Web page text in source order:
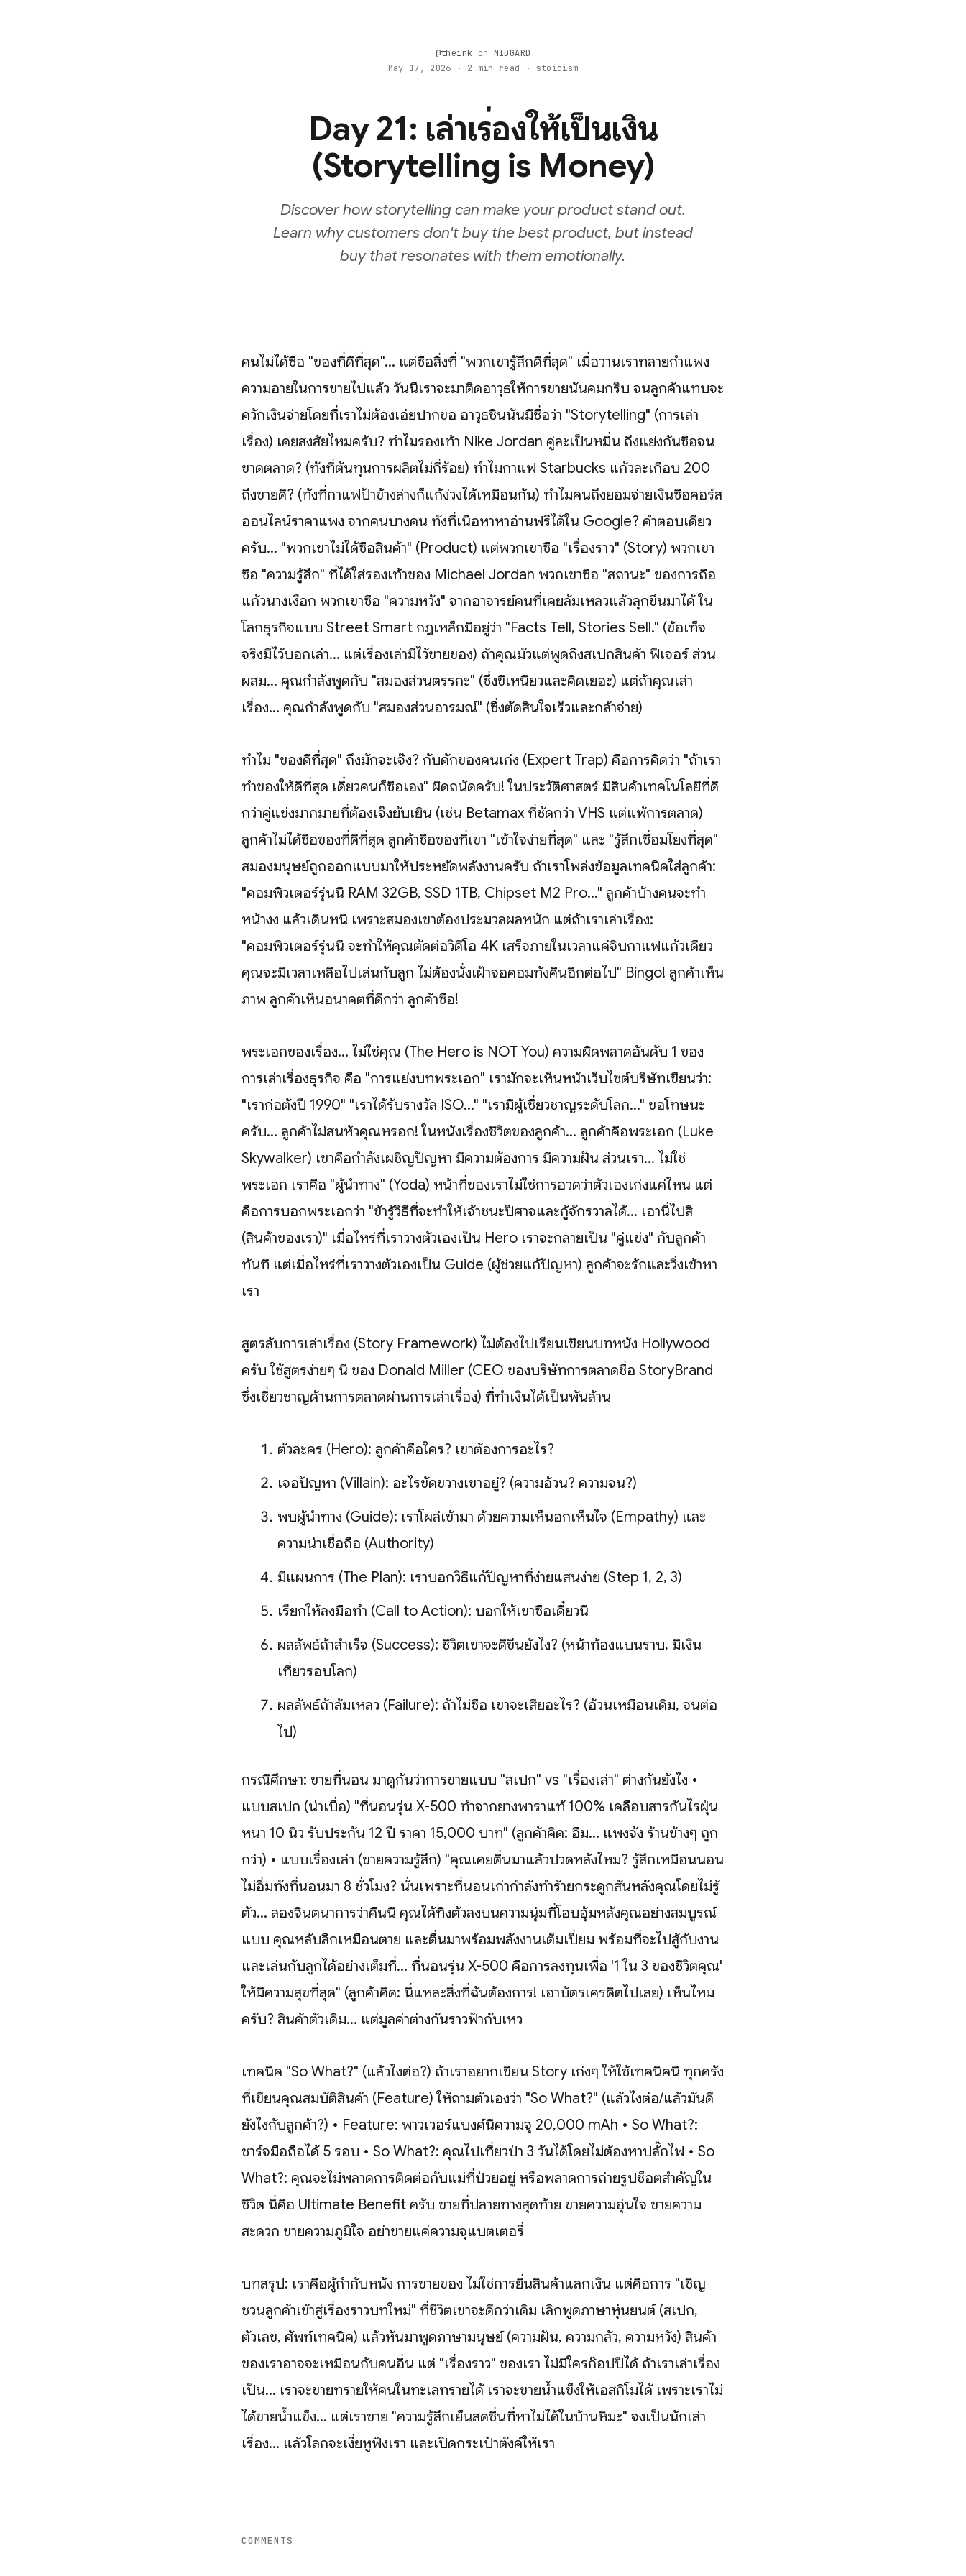
@theink on MIDGARD
May 17, 2026 · 2 min read · stoicism
Day 21: เล่าเรื่องให้เป็นเงิน
(Storytelling is Money)
Discover how storytelling can make your product stand out.
Learn why customers don't buy the best product, but instead
buy that resonates with them emotionally.
คนไม่ได้ซื้อ "ของที่ดีที่สุด"... แต่ซื้อสิ่งที่ "พวกเขารู้สึกดีที่สุด" เมื่อวานเราทลายกำแพง
ความอายในการขายไปแล้ว วันนี้เราจะมาติดอาวุธให้การขายนั้นคมกริบ จนลูกค้าแทบจะ
ควักเงินจ่ายโดยที่เราไม่ต้องเอ่ยปากขอ อาวุธชิ้นนั้นมีชื่อว่า "Storytelling" (การเล่า
เรื่อง) เคยสงสัยไหมครับ? ทำไมรองเท้า Nike Jordan คู่ละเป็นหมื่น ถึงแย่งกันซื้อจน
ขาดตลาด? (ทั้งที่ต้นทุนการผลิตไม่กี่ร้อย) ทำไมกาแฟ Starbucks แก้วละเกือบ 200
ถึงขายดี? (ทั้งที่กาแฟป้าข้างล่างก็แก้ง่วงได้เหมือนกัน) ทำไมคนถึงยอมจ่ายเงินซื้อคอร์ส
ออนไลน์ราคาแพง จากคนบางคน ทั้งที่เนื้อหาหาอ่านฟรีได้ใน Google? คำตอบเดียว
ครับ... "พวกเขาไม่ได้ซื้อสินค้า" (Product) แต่พวกเขาซื้อ "เรื่องราว" (Story) พวกเขา
ซื้อ "ความรู้สึก" ที่ได้ใส่รองเท้าของ Michael Jordan พวกเขาซื้อ "สถานะ" ของการถือ
แก้วนางเงือก พวกเขาซื้อ "ความหวัง" จากอาจารย์คนที่เคยล้มเหลวแล้วลุกขึ้นมาได้ ใน
โลกธุรกิจแบบ Street Smart กฎเหล็กมีอยู่ว่า "Facts Tell, Stories Sell." (ข้อเท็จ
จริงมีไว้บอกเล่า... แต่เรื่องเล่ามีไว้ขายของ) ถ้าคุณมัวแต่พูดถึงสเปกสินค้า ฟีเจอร์ ส่วน
ผสม... คุณกำลังพูดกับ "สมองส่วนตรรกะ" (ซึ่งขี้เหนียวและคิดเยอะ) แต่ถ้าคุณเล่า
เรื่อง... คุณกำลังพูดกับ "สมองส่วนอารมณ์" (ซึ่งตัดสินใจเร็วและกล้าจ่าย)
ทำไม "ของดีที่สุด" ถึงมักจะเจ๊ง? กับดักของคนเก่ง (Expert Trap) คือการคิดว่า "ถ้าเรา
ทำของให้ดีที่สุด เดี๋ยวคนก็ซื้อเอง" ผิดถนัดครับ! ในประวัติศาสตร์ มีสินค้าเทคโนโลยีที่ดี
กว่าคู่แข่งมากมายที่ต้องเจ๊งยับเยิน (เช่น Betamax ที่ชัดกว่า VHS แต่แพ้การตลาด)
ลูกค้าไม่ได้ซื้อของที่ดีที่สุด ลูกค้าซื้อของที่เขา "เข้าใจง่ายที่สุด" และ "รู้สึกเชื่อมโยงที่สุด"
สมองมนุษย์ถูกออกแบบมาให้ประหยัดพลังงานครับ ถ้าเราโพล่งข้อมูลเทคนิคใส่ลูกค้า:
"คอมพิวเตอร์รุ่นนี้ RAM 32GB, SSD 1TB, Chipset M2 Pro..." ลูกค้าบ้างคนจะทำ
หน้างง แล้วเดินหนี เพราะสมองเขาต้องประมวลผลหนัก แต่ถ้าเราเล่าเรื่อง:
"คอมพิวเตอร์รุ่นนี้ จะทำให้คุณตัดต่อวิดีโอ 4K เสร็จภายในเวลาแค่จิบกาแฟแก้วเดียว
คุณจะมีเวลาเหลือไปเล่นกับลูก ไม่ต้องนั่งเฝ้าจอคอมทั้งคืนอีกต่อไป" Bingo! ลูกค้าเห็น
ภาพ ลูกค้าเห็นอนาคตที่ดีกว่า ลูกค้าซื้อ!
พระเอกของเรื่อง... ไม่ใช่คุณ (The Hero is NOT You) ความผิดพลาดอันดับ 1 ของ
การเล่าเรื่องธุรกิจ คือ "การแย่งบทพระเอก" เรามักจะเห็นหน้าเว็บไซต์บริษัทเขียนว่า:
"เราก่อตั้งปี 1990" "เราได้รับรางวัล ISO..." "เรามีผู้เชี่ยวชาญระดับโลก..." ขอโทษนะ
ครับ... ลูกค้าไม่สนหัวคุณหรอก! ในหนังเรื่องชีวิตของลูกค้า... ลูกค้าคือพระเอก (Luke
Skywalker) เขาคือกำลังเผชิญปัญหา มีความต้องการ มีความฝัน ส่วนเรา... ไม่ใช่
พระเอก เราคือ "ผู้นำทาง" (Yoda) หน้าที่ของเราไม่ใช่การอวดว่าตัวเองเก่งแค่ไหน แต่
คือการบอกพระเอกว่า "ข้ารู้วิธีที่จะทำให้เจ้าชนะปีศาจและกู้จักรวาลได้... เอานี่ไปสิ
(สินค้าของเรา)" เมื่อไหร่ที่เราวางตัวเองเป็น Hero เราจะกลายเป็น "คู่แข่ง" กับลูกค้า
ทันที แต่เมื่อไหร่ที่เราวางตัวเองเป็น Guide (ผู้ช่วยแก้ปัญหา) ลูกค้าจะรักและวิ่งเข้าหา
เรา
สูตรลับการเล่าเรื่อง (Story Framework) ไม่ต้องไปเรียนเขียนบทหนัง Hollywood
ครับ ใช้สูตรง่ายๆ นี้ ของ Donald Miller (CEO ของบริษัทการตลาดชื่อ StoryBrand
ซึ่งเชี่ยวชาญด้านการตลาดผ่านการเล่าเรื่อง) ที่ทำเงินได้เป็นพันล้าน
ตัวละคร (Hero): ลูกค้าคือใคร? เขาต้องการอะไร?
เจอปัญหา (Villain): อะไรขัดขวางเขาอยู่? (ความอ้วน? ความจน?)
พบผู้นำทาง (Guide): เราโผล่เข้ามา ด้วยความเห็นอกเห็นใจ (Empathy) และ
ความน่าเชื่อถือ (Authority)
มีแผนการ (The Plan): เราบอกวิธีแก้ปัญหาที่ง่ายแสนง่าย (Step 1, 2, 3)
เรียกให้ลงมือทำ (Call to Action): บอกให้เขาซื้อเดี๋ยวนี้
ผลลัพธ์ถ้าสำเร็จ (Success): ชีวิตเขาจะดีขึ้นยังไง? (หน้าท้องแบนราบ, มีเงิน
เที่ยวรอบโลก)
ผลลัพธ์ถ้าล้มเหลว (Failure): ถ้าไม่ซื้อ เขาจะเสียอะไร? (อ้วนเหมือนเดิม, จนต่อ
ไป)
กรณีศึกษา: ขายที่นอน มาดูกันว่าการขายแบบ "สเปก" vs "เรื่องเล่า" ต่างกันยังไง •
แบบสเปก (น่าเบื่อ) "ที่นอนรุ่น X-500 ทำจากยางพาราแท้ 100% เคลือบสารกันไรฝุ่น
หนา 10 นิ้ว รับประกัน 12 ปี ราคา 15,000 บาท" (ลูกค้าคิด: อืม... แพงจัง ร้านข้างๆ ถูก
กว่า) • แบบเรื่องเล่า (ขายความรู้สึก) "คุณเคยตื่นมาแล้วปวดหลังไหม? รู้สึกเหมือนนอน
ไม่อิ่มทั้งที่นอนมา 8 ชั่วโมง? นั่นเพราะที่นอนเก่ากำลังทำร้ายกระดูกสันหลังคุณโดยไม่รู้
ตัว... ลองจินตนาการว่าคืนนี้ คุณได้ทิ้งตัวลงบนความนุ่มที่โอบอุ้มหลังคุณอย่างสมบูรณ์
แบบ คุณหลับลึกเหมือนตาย และตื่นมาพร้อมพลังงานเต็มเปี่ยม พร้อมที่จะไปสู้กับงาน
และเล่นกับลูกได้อย่างเต็มที่... ที่นอนรุ่น X-500 คือการลงทุนเพื่อ '1 ใน 3 ของชีวิตคุณ'
ให้มีความสุขที่สุด" (ลูกค้าคิด: นี่แหละสิ่งที่ฉันต้องการ! เอาบัตรเครดิตไปเลย) เห็นไหม
ครับ? สินค้าตัวเดิม... แต่มูลค่าต่างกันราวฟ้ากับเหว
เทคนิค "So What?" (แล้วไงต่อ?) ถ้าเราอยากเขียน Story เก่งๆ ให้ใช้เทคนิคนี้ ทุกครั้ง
ที่เขียนคุณสมบัติสินค้า (Feature) ให้ถามตัวเองว่า "So What?" (แล้วไงต่อ/แล้วมันดี
ยังไงกับลูกค้า?) • Feature: พาวเวอร์แบงค์นี้ความจุ 20,000 mAh • So What?:
ชาร์จมือถือได้ 5 รอบ • So What?: คุณไปเที่ยวป่า 3 วันได้โดยไม่ต้องหาปลั๊กไฟ • So
What?: คุณจะไม่พลาดการติดต่อกับแม่ที่ป่วยอยู่ หรือพลาดการถ่ายรูปช็อตสำคัญใน
ชีวิต นี่คือ Ultimate Benefit ครับ ขายที่ปลายทางสุดท้าย ขายความอุ่นใจ ขายความ
สะดวก ขายความภูมิใจ อย่าขายแค่ความจุแบตเตอรี่
บทสรุป: เราคือผู้กำกับหนัง การขายของ ไม่ใช่การยื่นสินค้าแลกเงิน แต่คือการ "เชิญ
ชวนลูกค้าเข้าสู่เรื่องราวบทใหม่" ที่ชีวิตเขาจะดีกว่าเดิม เลิกพูดภาษาหุ่นยนต์ (สเปก,
ตัวเลข, ศัพท์เทคนิค) แล้วหันมาพูดภาษามนุษย์ (ความฝัน, ความกลัว, ความหวัง) สินค้า
ของเราอาจจะเหมือนกับคนอื่น แต่ "เรื่องราว" ของเรา ไม่มีใครก๊อปปี้ได้ ถ้าเราเล่าเรื่อง
เป็น... เราจะขายทรายให้คนในทะเลทรายได้ เราจะขายน้ำแข็งให้เอสกิโมได้ เพราะเราไม่
ได้ขายน้ำแข็ง... แต่เราขาย "ความรู้สึกเย็นสดชื่นที่หาไม่ได้ในบ้านหิมะ" จงเป็นนักเล่า
เรื่อง... แล้วโลกจะเงี่ยหูฟังเรา และเปิดกระเป๋าตังค์ให้เรา
COMMENTS